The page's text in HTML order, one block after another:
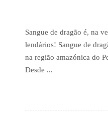
Sangue de dragão é, na
lendários! Sangue de
na região amazónica do
Desde ...